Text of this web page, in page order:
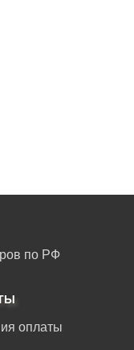
по РФ
оплаты